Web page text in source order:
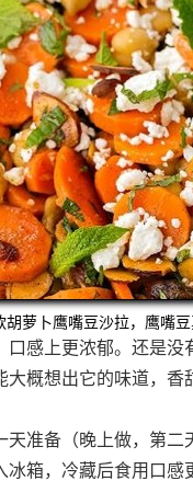
萝卜鹰嘴豆沙拉，鹰嘴豆
口感上更浓郁。还是
概想出它的味道，
天准备（晚上做，第
箱，冷藏后食用口感